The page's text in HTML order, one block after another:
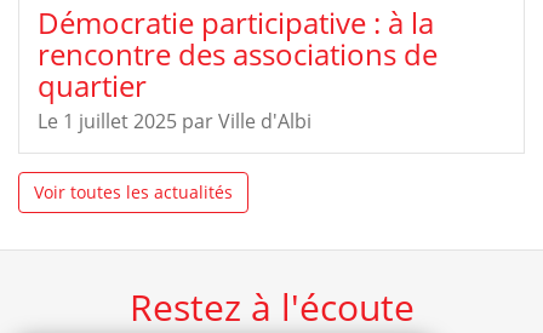
Démocratie participative : à la
rencontre des associations de
quartier
Le 1 juillet 2025 parVille d'Albi
Voir toutes les actualités
Restez à l'écoute